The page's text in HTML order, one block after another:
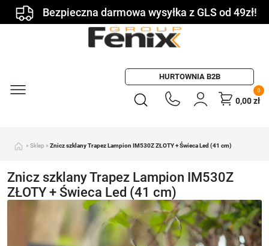
Bezpieczna darmowa wysyłka z GLS od 49zł!
HURTOWNIA B2B
0
0,00zł
» Sklep » Znicz szklany Trapez Lampion IM530Z ZŁOTY + Świeca Led (41 cm)
Znicz szklany Trapez Lampion IM530Z
ZŁOTY + Świeca Led (41 cm)